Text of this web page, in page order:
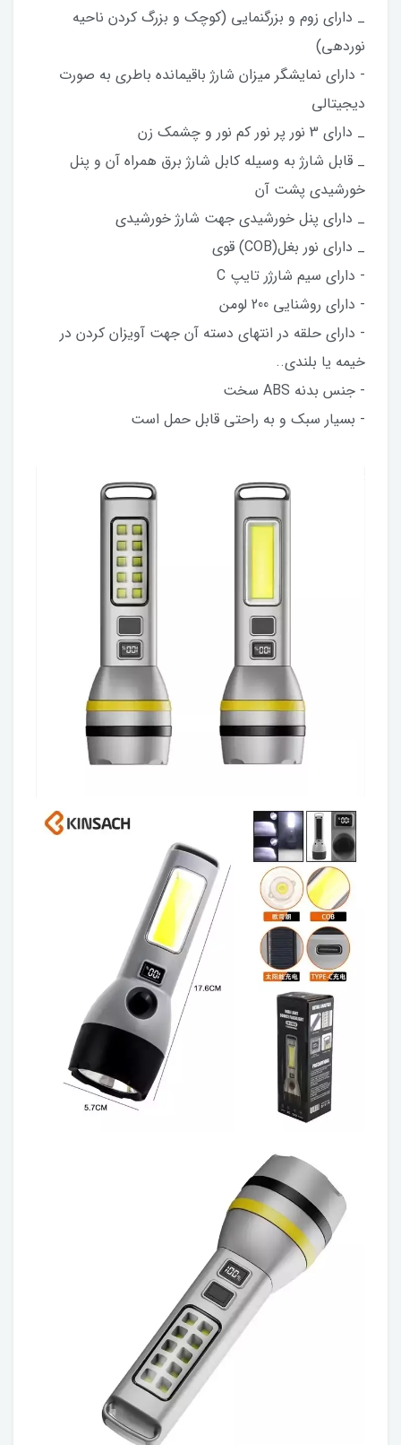
_ دارای زوم و بزرگنمایی (کوچک و بزرگ کردن ناحیه
نوردهی)
- دارای نمایشگر میزان شارژ باقیمانده باطری به صورت
دیجیتالی
_ دارای 3 نور پر نور کم نور و چشمک زن
_ قابل شارژ به وسیله کابل شارژ برق همراه آن و پنل
خورشیدی پشت آن
_ دارای پنل خورشیدی جهت شارژ خورشیدی
_ دارای نور بغل(COB) قوی
- دارای سیم شارژر تایپ C
- دارای روشنایی 200 لومن
- دارای حلقه در انتهای دسته آن جهت آویزان کردن در
خیمه یا بلندی..
- جنس بدنه ABS سخت
- بسیار سبک و به راحتی قابل حمل است